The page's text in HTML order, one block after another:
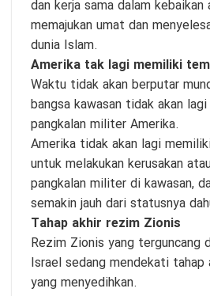
dan kerja sama dalam kebaikan
memajukan umat dan
dunia Islam.
Amerika tak lagi memiliki
Waktu tidak akan berputar
bangsa kawasan tidak akan
pangkalan militer Amerika.
Amerika tidak akan lagi
untuk melakukan kerusakan
pangkalan militer di kawasan,
semakin jauh dari statusnya
Tahap akhir rezim Zionis
Rezim Zionis yang terguncang
Israel sedang mendekati tahap
yang menyedihkan.